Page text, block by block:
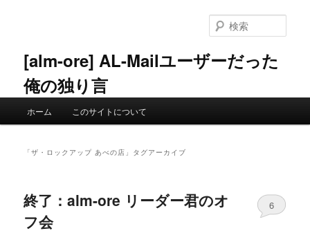
ン
へ
ツ
移
[alm-ore] AL-Mailユーザーだった
俺の独り言
索
ホーム このサイトについて
「ザ・ロックアップ あべの店 」タグアーカイブ
終了：alm-ore リーダー君のオ
フ会
6